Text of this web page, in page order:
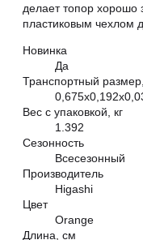
делает топор хорошо
пластиковым чехлом
Новинка
Да
Транспортный
Вес с упаковкой, кг
1.392
Сезонность
Всесезонный
Производитель
Higashi
Цвет
Orange
Длина, см